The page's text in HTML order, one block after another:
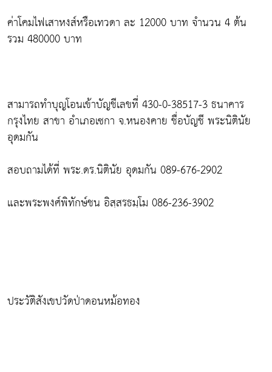
ค่าโคมไฟเสาหงส์หรือเทวดา ละ 12000 บาท จำนวน 4 ต้น
รวม 480000 บาท
สามารถทำบุญโอนเข้าบัญชีเลขที่ 430-0-38517-3 ธนาคาร
กรุงไทย สาขา อำเภอเซกา จ.หนองคาย ชื่อบัญชี พระนิตินัย
อุดมกัน
สอบถามได้ที่ พระ.ดร.นิตินัย อุดมกัน 089-676-2902
และพระพงศ์พิทักษ์ชน อิสฺสรธมฺโม 086-236-3902
ประวัติสังเขปวัดป่าดอนหม้อทอง